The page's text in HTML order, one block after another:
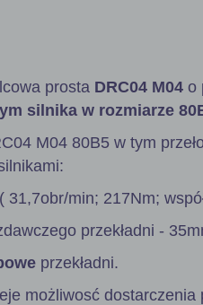
prosta DRC04 M04o
silnika w rozmiarze
M04 80B5 w tym
31,7obr/min; 217Nm;
przekładni -
przekładni.
możliwosć dostarczenia